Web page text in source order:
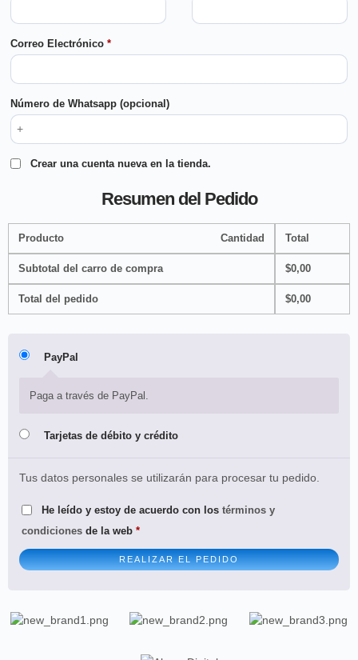
Correo Electrónico *
Número de Whatsapp (opcional)
Crear una cuenta nueva en la tienda.
Resumen del Pedido
Producto Cantidad Total
Subtotal del carro de compra $0,00
Total del pedido $0,00
PayPal
Paga a través de PayPal.
Tarjetas de débito y crédito
Tus datos personales se utilizarán para procesar tu pedido.
He leído y estoy de acuerdo con los términos y
condiciones de la web *
REALIZAR EL PEDIDO